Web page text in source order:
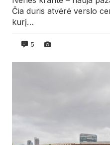
Čia duris atvėrė verslo
kurį…
5